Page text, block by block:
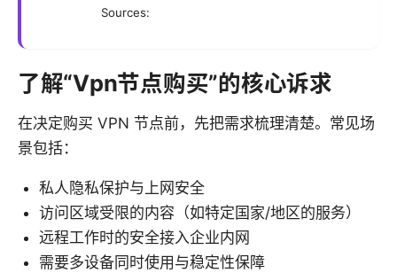
Sources:
了解“Vpn节点购买”的核心诉求
在决定购买 VPN 节点前，先把需求梳理清楚。常见场
景包括：
私人隐私保护与上网安全
访问区域受限的内容（如特定国家/地区的服务）
远程工作时的安全接入企业内网
需要多设备同时使用与稳定性保障